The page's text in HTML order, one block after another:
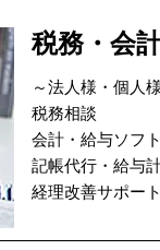
税務・会
～法人様・個人
税務相談
会計・給与ソフ
記帳代行・給与
経理改善サポー